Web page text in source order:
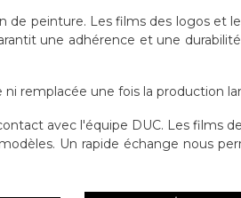
de peinture. Les films des logos
une adhérence et une
remplacée une fois la production
avec l'équipe DUC. Les
Un rapide échange nous